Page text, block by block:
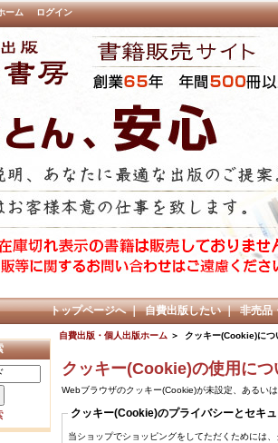
ーム ログイン
トップページへ｜自費出版したい｜非売品
自費出版・個人出版ホーム＞ クッキー(Cookie)につ
クッキー(Cookie)の使用につ
Webブラウザのクッキー(Cookie)が未設定、あるい
クッキー(Cookie)のプライバシーとセキ
当ショップでショッピングをしてただくためには